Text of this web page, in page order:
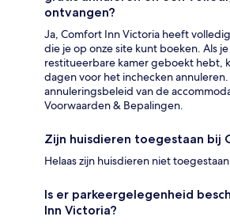
ontvangen?
Ja, Comfort Inn Victoria heeft
die je op onze site kunt boeken. Als
restitueerbare kamer geboekt hebt,
dagen voor het inchecken annuleren.
annuleringsbeleid van de
Voorwaarden & Bepalingen.
Zijn huisdieren toegestaan bij
Helaas zijn huisdieren niet
Is er parkeergelegenheid
Inn Victoria?